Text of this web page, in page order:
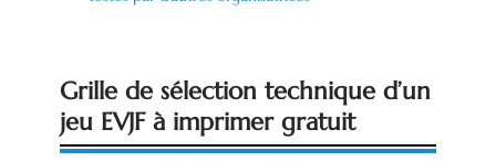
Grille de sélection technique d’un
jeu EVJF à imprimer gratuit